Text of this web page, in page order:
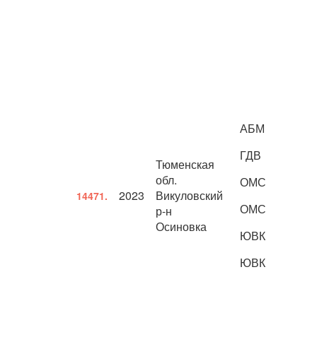
14471. 2023
Тюменская
обл.
Викуловский
р-н
Осиновка
АБМ
ГДВ
ОМС
ОМС
ЮВК
ЮВК